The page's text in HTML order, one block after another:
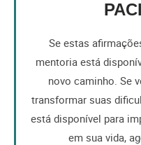
Se estas
mentoria está
novo caminho. Se
transformar suas
está disponível para
em sua vida,